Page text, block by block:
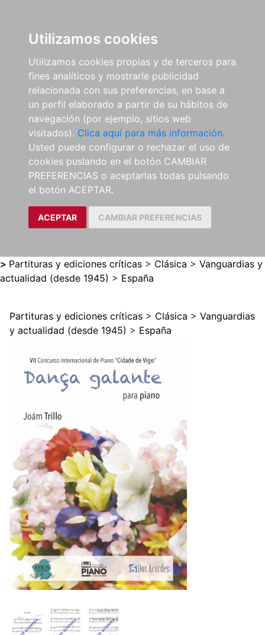
Utilizamos cookies
Utilizamos cookies propias y de terceros para
fines analíticos y mostrarle publicidad
relacionada con sus preferencias, en base a
un perfil elaborado a partir de su hábitos de
navegación (por ejemplo, sitios web
visitados). Clica aquí para más información.
Usted puede configurar o rechazar el uso de
cookies puslando en el botón CAMBIAR
PREFERENCIAS o aceptarlas todas pulsando
el botón ACEPTAR.
ACEPTAR CAMBIAR PREFERENCIAS
> Partituras y ediciones críticas > Clásica > Vanguardias y
actualidad (desde 1945) > España
Partituras y ediciones críticas > Clásica > Vanguardias
y actualidad (desde 1945) > España